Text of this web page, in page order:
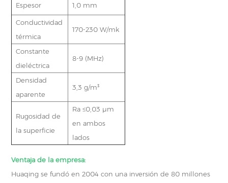
Espesor 1,0 mm
Conductividad
térmica
170-230 W/mk
Constante
dieléctrica
8-9 (MHz)
Densidad
aparente
3,3 g/m³
Rugosidad de
la superficie
Ra ≤0,03 μm
en ambos
lados
Ventaja de la empresa:
Huaqing se fundó en 2004 con una inversión de 80 millones